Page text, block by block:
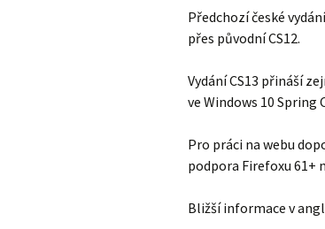
Předchozí české
přes původní CS12.
Vydání CS13 přináší
ve Windows 10 Spring
Pro práci na webu
podpora Firefoxu 61+
Bližší informace v